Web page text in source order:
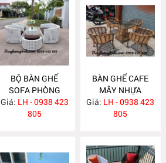
BỘ BÀN GHẾ
SOFA PHÒNG
KHÁCH MÂY
NHỰA NH284
Giá: LH - 0938 423
805
BÀN GHẾ CAFE
MÂY NHỰA
NGOÀI TRỜI
NH283
Giá: LH - 0938 423
805